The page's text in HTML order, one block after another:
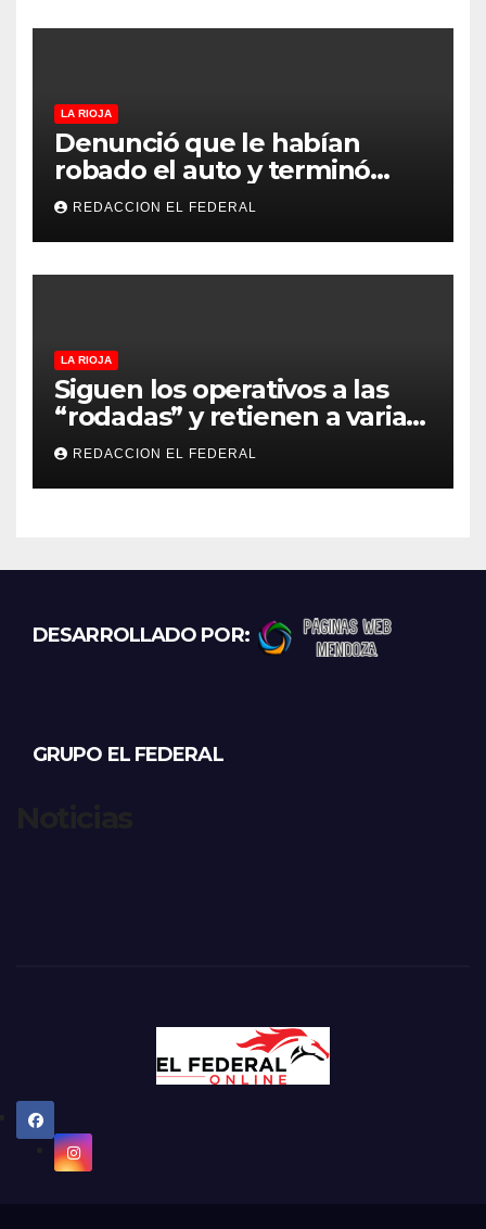
LA RIOJA
Denunció que le habían
robado el auto y terminó
confesando que su hermano
lo empeñó por drogas
REDACCION EL FEDERAL
LA RIOJA
Siguen los operativos a las
“rodadas” y retienen a varias
motocicletas
REDACCION EL FEDERAL
DESARROLLADO POR:
GRUPO EL FEDERAL